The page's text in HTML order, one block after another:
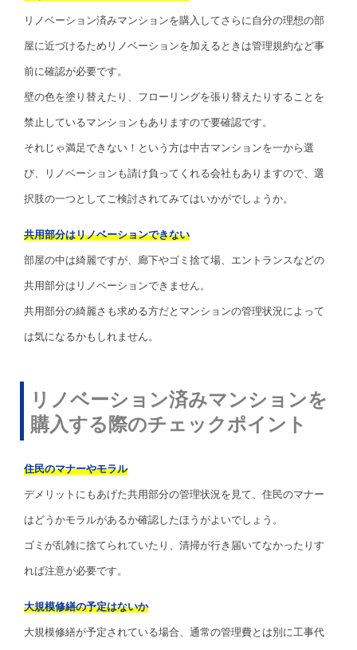
リノベーション済みマンションを購入してさらに自分の理想の部
屋に近づけるためリノベーションを加えるときは管理規約など事
前に確認が必要です。
壁の色を塗り替えたり、フローリングを張り替えたりすることを
禁止しているマンションもありますので要確認です。
それじゃ満足できない！という方は中古マンションを一から選
び、リノベーションも請け負ってくれる会社もありますので、選
択肢の一つとしてご検討されてみてはいかがでしょうか。
共用部分はリノベーションできない
部屋の中は綺麗ですが、廊下やゴミ捨て場、エントランスなどの
共用部分はリノベーションできません。
共用部分の綺麗さも求める方だとマンションの管理状況によって
は気になるかもしれません。
リノベーション済みマンションを
購入する際のチェックポイント
住民のマナーやモラル
デメリットにもあげた共用部分の管理状況を見て、住民のマナー
はどうかモラルがあるか確認したほうがよいでしょう。
ゴミが乱雑に捨てられていたり、清掃が行き届いてなかったりす
れば注意が必要です。
大規模修繕の予定はないか
大規模修繕が予定されている場合、通常の管理費とは別に工事代